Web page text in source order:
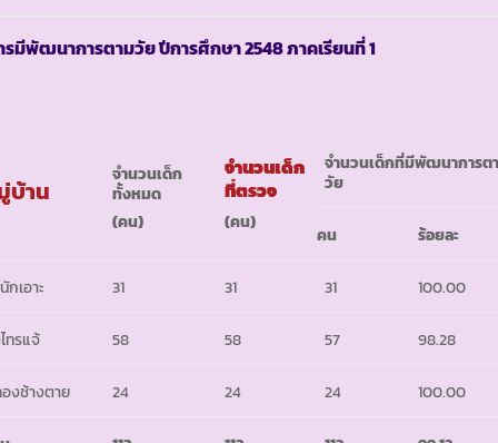
รมีพัฒนาการตามวัย ปีการศึกษา2548 ภาคเรียนที่ 1
บ้าน
จำนวนเด็ก
ทั้งหมด
(คน)
จำนวนเด็ก
ที่ตรวจ
(คน)
จำนวนเด็กที่มีพัฒนาการต
วัย
คน ร้อยละ
กเอาะ 31 31 31 100.00
ทรแจ้ 58 58 57 98.28
งช้างตาย 24 24 24 100.00